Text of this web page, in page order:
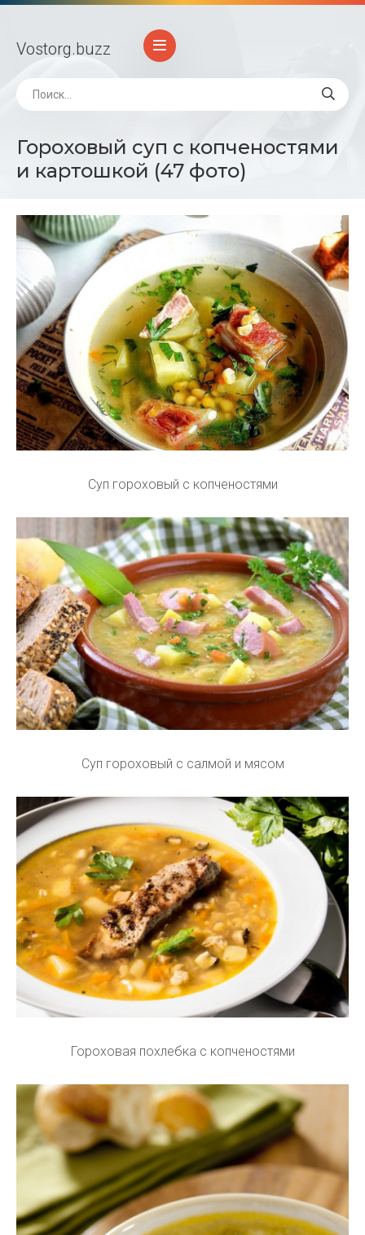
Vostorg.buzz
Гороховый суп с копченостями
и картошкой (47 фото)
Суп гороховый с копченостями
Суп гороховый с салмой и мясом
Гороховая похлебка с копченостями